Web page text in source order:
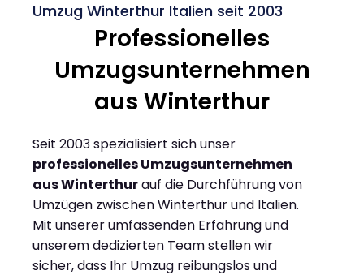
Umzug Winterthur Italien seit 2003
Professionelles
Umzugsunternehmen
aus Winterthur
Seit 2003 spezialisiert sich unser
professionelles Umzugsunternehmen
aus Winterthurauf die Durchführung von
Umzügen zwischen Winterthur und Italien.
Mit unserer umfassenden Erfahrung und
unserem dedizierten Team stellen wir
sicher, dass Ihr Umzug reibungslos und